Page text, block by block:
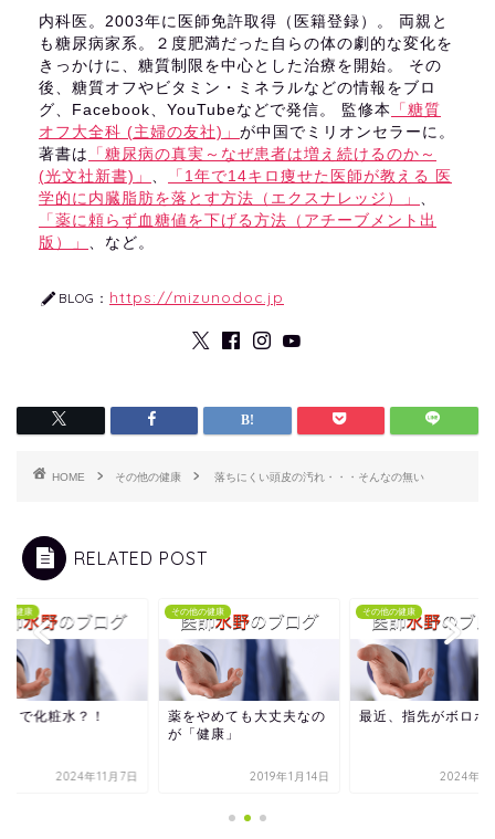
内科医。2003年に医師免許取得（医籍登録）。 両親と
も糖尿病家系。２度肥満だった自らの体の劇的な変化を
きっかけに、糖質制限を中心とした治療を開始。 その
後、糖質オフやビタミン・ミネラルなどの情報をブロ
グ、Facebook、YouTubeなどで発信。 監修本
「糖質
オフ大全科 (主婦の友社)」 が中国でミリオンセラーに。
著書は
「糖尿病の真実～なぜ患者は増え続けるのか～
(光文社新書)」 、
「1年で14キロ痩せた医師が教える 医
学的に内臓脂肪を落とす方法（エクスナレッジ）」 、
「薬に頼らず血糖値を下げる方法（アチーブメント出
版）」 、など。
BLOG： https://mizunodoc.jp
HOME その他の健康 落ちにくい頭皮の汚れ・・・そんなの無い
RELATED POST
の健康
りで化粧水？！
2024年11月7日
その他の健康
薬をやめても大丈夫なの
が「健康」
2019年1月14日
その他の健康
最近、指先がボロボ
2024年11